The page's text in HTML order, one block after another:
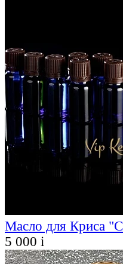
Масло для Криса
5 000 i